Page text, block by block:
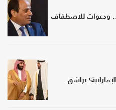
ودعوات للاصطفاف
تراشق